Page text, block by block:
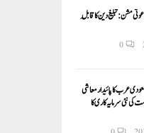
مشن: تبلیغ دین کا قابلِ
0
عرب کا پائیدار معاشی
کی نئی سرمایہ کاری کا